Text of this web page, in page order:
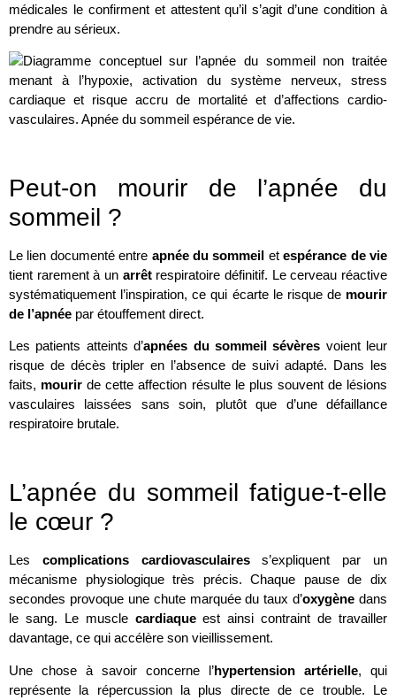
médicales le confirment et attestent qu’il s’agit d’une condition à
prendre au sérieux.
Peut-on mourir de l’apnée du
sommeil ?
Le lien documenté entre apnée du sommeil etespérance de vie
tient rarement à un arrêtrespiratoire définitif. Le cerveau réactive
systématiquement l’inspiration, ce qui écarte le risque de mourir
de l’apnée par étouffement direct.
Les patients atteints d’apnées du sommeil sévères voient leur
risque de décès tripler en l’absence de suivi adapté. Dans les
faits, mourir de cette affection résulte le plus souvent de lésions
vasculaires laissées sans soin, plutôt que d’une défaillance
respiratoire brutale.
L’apnée du sommeil fatigue-t-elle
le cœur ?
Les complications cardiovasculairess’expliquent par un
mécanisme physiologique très précis. Chaque pause de dix
secondes provoque une chute marquée du taux d’oxygène dans
le sang. Le muscle cardiaqueest ainsi contraint de travailler
davantage, ce qui accélère son vieillissement.
Une chose à savoir concerne l’hypertension artérielle, qui
représente la répercussion la plus directe de ce trouble. Le